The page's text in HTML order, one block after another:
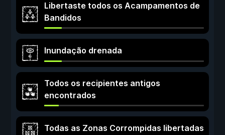
Libertaste todos os Acampamentos de
Bandidos
Inundação drenada
Todos os recipientes antigos
encontrados
Todas as Zonas Corrompidas libertadas